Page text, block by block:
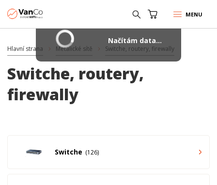
MENU
Hlavní strana Metalické sítě Switche, routery, firewally
Switche, routery,
firewally
Switche 126
Načítám data...